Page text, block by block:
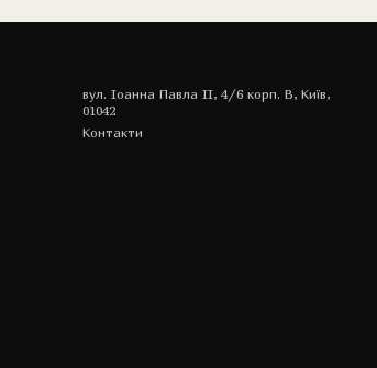
вул. Іоанна Павла II, 4/6 корп. В, Київ,
01042
Контакти